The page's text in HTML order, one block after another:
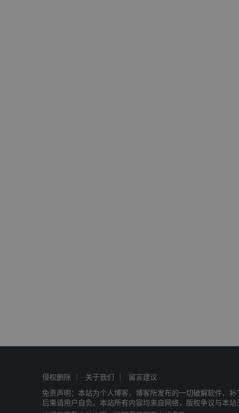
侵权删除 关于我们
留言建议
免责声明：本站为个人博客，博客所发布的一切破解软件、
后果请用户自负。本站所有内容均来自网络，版权争议与本